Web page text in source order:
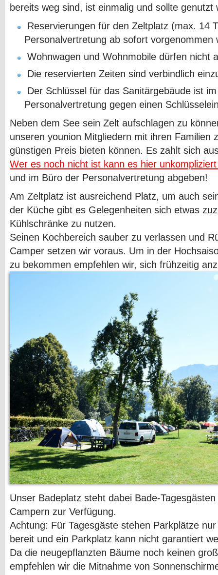
bereits weg sind, ist einmalig und sollte genutzt
Reservierungen für den Zeltplatz (max. 14
Personalvertretung ab sofort vorgenommen
Wohnwagen und Wohnmobile dürfen nicht
Die reservierten Zeiten sind verbindlich
Der Schlüssel für das Sanitärgebäude ist
Personalvertretung gegen einen
Neben dem See sein Zelt aufschlagen zu
unseren younion Mitgliedern mit ihren Familien
günstigen Preis bieten können. Es zahlt sich
Wer es noch nicht ist kann es hier
und im Büro der Personalvertretung abgeben!
Am Zeltplatz ist ausreichend Platz, um auch
der Küche gibt es Gelegenheiten sich etwas
Kühlschränke zu nutzen.
Seinen Kochbereich sauber zu verlassen und
Camper setzen wir voraus. Um in der
zu bekommen empfehlen wir, sich frühzeitig
Unser Badeplatz steht dabei Bade-
Campern zur Verfügung.
Achtung: Für Tagesgäste stehen Parkplätze
bereit und ein Parkplatz kann nicht garantiert
Da die neugepflanzten Bäume noch keinen
empfehlen wir die Mitnahme von